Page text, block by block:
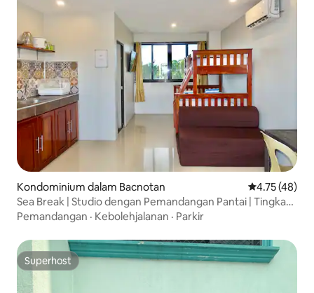
Kondominium dalam Bacnotan Penarafan
4.75 (48)
Sea Break | Studio dengan Pemandangan Pantai | Tingkat
3
Pemandangan · Kebolehjalanan · Parkir
Superhost
Superhost